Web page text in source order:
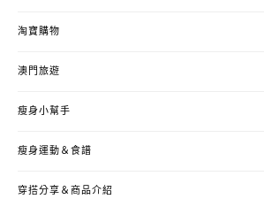
淘寶購物
澳門旅遊
瘦身小幫手
瘦身運動＆食譜
穿搭分享＆商品介紹